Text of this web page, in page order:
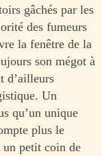
gâchés par les
des fumeurs
la fenêtre de la
son mégot à
d’ailleurs
Un
qu’un unique
plus le
petit coin de